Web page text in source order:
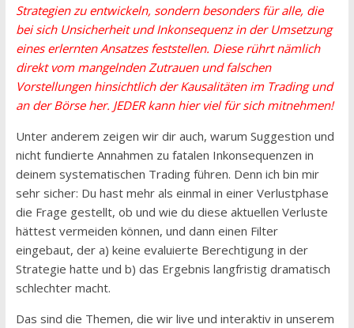
Strategien zu entwickeln, sondern besonders für alle, die
bei sich Unsicherheit und Inkonsequenz in der Umsetzung
eines erlernten Ansatzes feststellen. Diese rührt nämlich
direkt vom mangelnden Zutrauen und falschen
Vorstellungen hinsichtlich der Kausalitäten im Trading und
an der Börse her. JEDER kann hier viel für sich mitnehmen!
Unter anderem zeigen wir dir auch, warum Suggestion und
nicht fundierte Annahmen zu fatalen Inkonsequenzen in
deinem systematischen Trading führen. Denn ich bin mir
sehr sicher: Du hast mehr als einmal in einer Verlustphase
die Frage gestellt, ob und wie du diese aktuellen Verluste
hättest vermeiden können, und dann einen Filter
eingebaut, der a) keine evaluierte Berechtigung in der
Strategie hatte und b) das Ergebnis langfristig dramatisch
schlechter macht.
Das sind die Themen, die wir live und interaktiv in unserem